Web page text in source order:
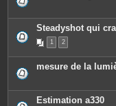
Steadyshot qui
1 2
mesure de la
Estimation a330